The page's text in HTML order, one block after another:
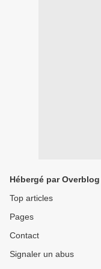
Hébergé par Overblog
Top articles
Pages
Contact
Signaler un abus